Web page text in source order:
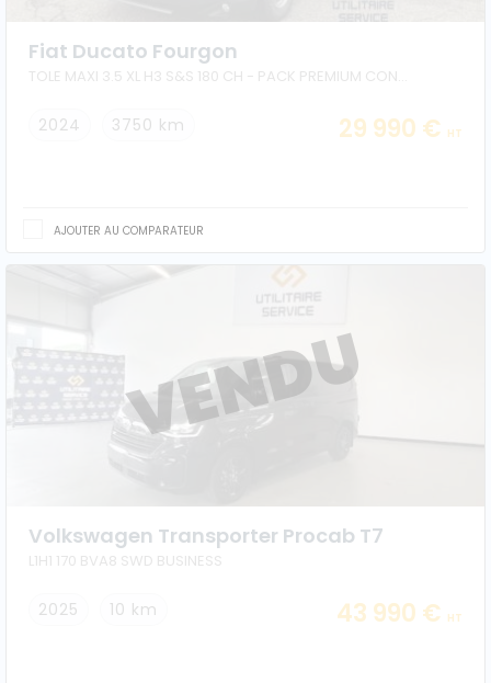
Fiat Ducato Fourgon
2024 3750 km 29 990 € HT
AJOUTER AU COMPARATEUR
Volkswagen Transporter Procab T7
L1H1 170 BVA8 SWD BUSINESS
2025 10 km 43 990 € HT